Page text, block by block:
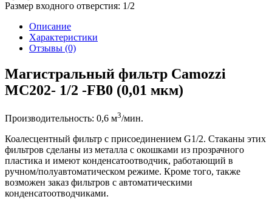
Размер входного отверстия: 1/2
Описание
Характеристики
Отзывы (0)
Магистральный фильтр Camozzi
МС202- 1/2 -FB0 (0,01 мкм)
Производительность: 0,6 м3/мин.
Коалесцентный фильтр с присоединением G1/2. Стаканы этих
фильтров сделаны из металла с окошками из прозрачного
пластика и имеют конденсатоотводчик, работающий в
ручном/полуавтоматическом режиме. Кроме того, также
возможен заказ фильтров с автоматическими
конденсатоотводчиками.